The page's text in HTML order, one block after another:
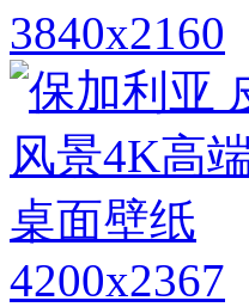
3840x2160
4200x2367